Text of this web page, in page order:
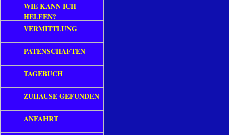
WIE KANN ICH
HELFEN?
VERMITTLUNG
PATENSCHAFTEN
TAGEBUCH
ZUHAUSE GEFUNDEN
ANFAHRT